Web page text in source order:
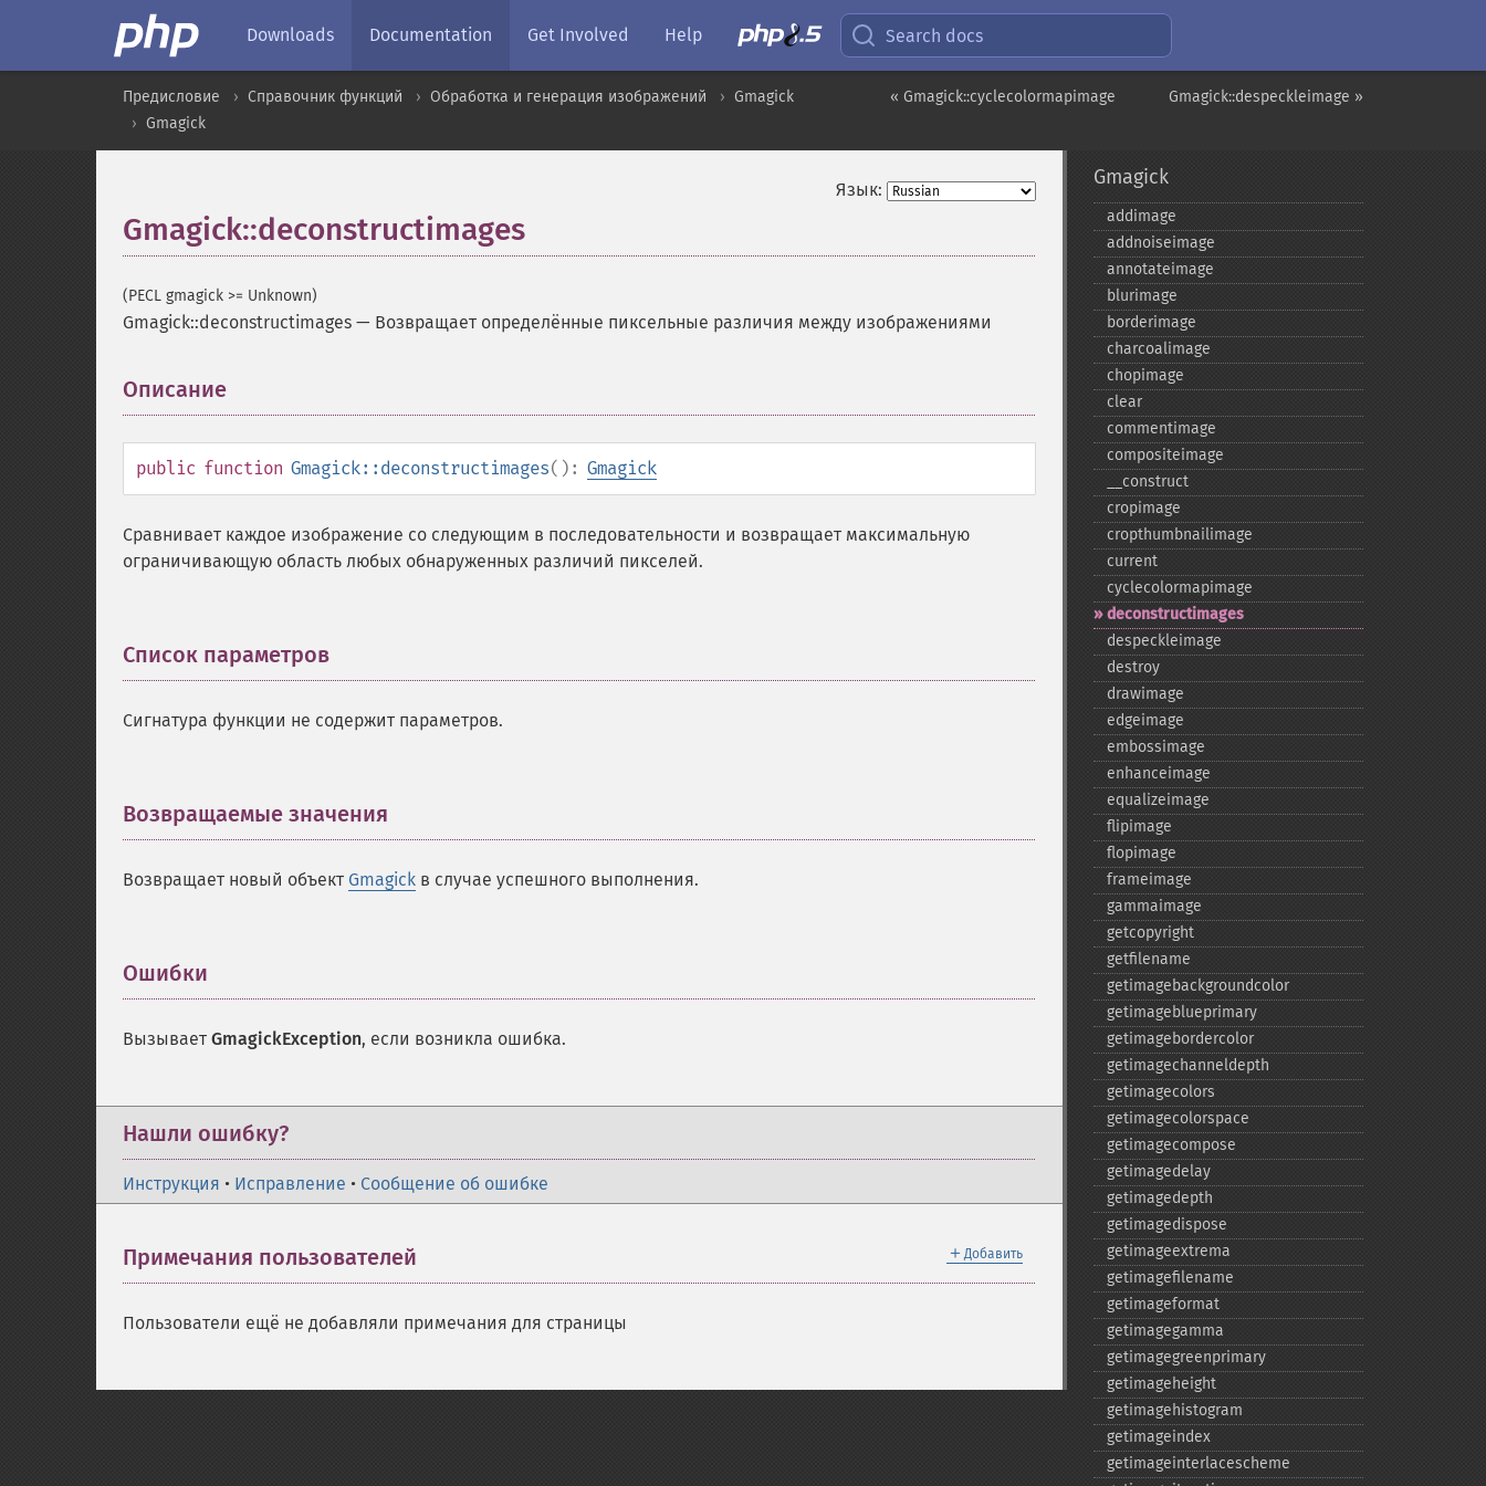
Downloads Documentation Get Involved Help Search docs
Gmagick::despeckleimage »
« Gmagick::cyclecolormapimage
Предисловие Справочник функций Обработка и генерация изображений
Gmagick
Gmagick
Язык:
Gmagick::deconstructimages
(PECL gmagick >= Unknown)
Gmagick::deconstructimages — Возвращает определённые пиксельные различия между изображениями
Описание
public function Gmagick::deconstructimages(): Gmagick
Сравнивает каждое изображение со следующим в последовательности и возвращает максимальную
ограничивающую область любых обнаруженных различий пикселей.
Список параметров
Сигнатура функции не содержит параметров.
Возвращаемые значения
Возвращает новый объект Gmagick в случае успешного выполнения.
Ошибки
Вызывает GmagickException, если возникла ошибка.
Нашли ошибку?
Инструкция • Исправление • Сообщение об ошибке
＋ Добавить
Примечания пользователей
Пользователи ещё не добавляли примечания для страницы
Gmagick
addimage
addnoiseimage
annotateimage
blurimage
borderimage
charcoalimage
chopimage
clear
commentimage
compositeimage
_​_​construct
cropimage
cropthumbnailimage
current
cyclecolormapimage
deconstructimages
despeckleimage
destroy
drawimage
edgeimage
embossimage
enhanceimage
equalizeimage
flipimage
flopimage
frameimage
gammaimage
getcopyright
getfilename
getimagebackgroundcolor
getimageblueprimary
getimagebordercolor
getimagechanneldepth
getimagecolors
getimagecolorspace
getimagecompose
getimagedelay
getimagedepth
getimagedispose
getimageextrema
getimagefilename
getimageformat
getimagegamma
getimagegreenprimary
getimageheight
getimagehistogram
getimageindex
getimageinterlacescheme